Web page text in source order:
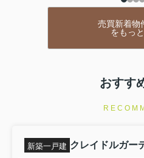
社では、よりよい生活を送る
ぜひご利用くださいませ。
売買新着物
をもっ
おすす
新築一戸建